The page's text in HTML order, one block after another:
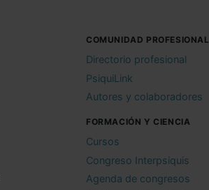
COMUNIDAD PROFESIONAL
Directorio profesional
PsiquiLink
Autores y colaboradores
FORMACIÓN Y CIENCIA
Cursos
Congreso Interpsiquis
Agenda de congresos